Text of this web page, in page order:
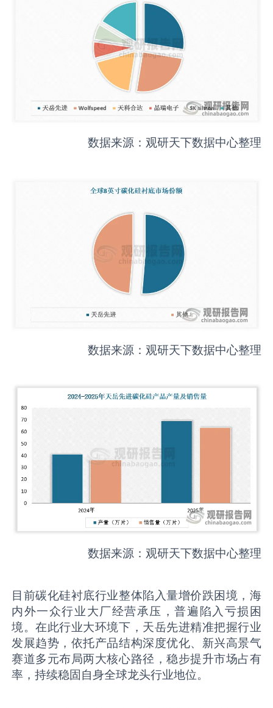
数据来源：观研天下数据中心整理
数据来源：观研天下数据中心整理
数据来源：观研天下数据中心整理
目前碳化硅衬底行业整体陷入量增价跌困境，海
内外一众行业大厂经营承压，普遍陷入亏损困
境。在此行业大环境下，天岳先进精准把握行业
发展趋势，依托产品结构深度优化、新兴高景气
赛道多元布局两大核心路径，稳步提升市场占有
率，持续稳固自身全球龙头行业地位。